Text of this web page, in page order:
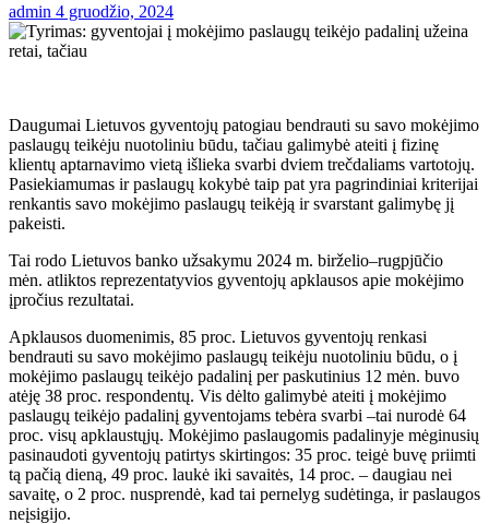
admin 4 gruodžio, 2024
Daugumai Lietuvos gyventojų patogiau bendrauti su savo mokėjimo
paslaugų teikėju nuotoliniu būdu, tačiau galimybė ateiti į fizinę
klientų aptarnavimo vietą išlieka svarbi dviem trečdaliams vartotojų.
Pasiekiamumas ir paslaugų kokybė taip pat yra pagrindiniai kriterijai
renkantis savo mokėjimo paslaugų teikėją ir svarstant galimybę jį
pakeisti.
Tai rodo Lietuvos banko užsakymu 2024 m. birželio–rugpjūčio
mėn. atliktos reprezentatyvios gyventojų apklausos apie mokėjimo
įpročius rezultatai.
Apklausos duomenimis, 85 proc. Lietuvos gyventojų renkasi
bendrauti su savo mokėjimo paslaugų teikėju nuotoliniu būdu, o į
mokėjimo paslaugų teikėjo padalinį per paskutinius 12 mėn. buvo
atėję 38 proc. respondentų. Vis dėlto galimybė ateiti į mokėjimo
paslaugų teikėjo padalinį gyventojams tebėra svarbi –tai nurodė 64
proc. visų apklaustųjų. Mokėjimo paslaugomis padalinyje mėginusių
pasinaudoti gyventojų patirtys skirtingos: 35 proc. teigė buvę priimti
tą pačią dieną, 49 proc. laukė iki savaitės, 14 proc. – daugiau nei
savaitę, o 2 proc. nusprendė, kad tai pernelyg sudėtinga, ir paslaugos
neįsigijo.